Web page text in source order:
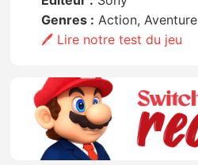
Genres : Action, Aventure
🖊️ Lire notre test du jeu